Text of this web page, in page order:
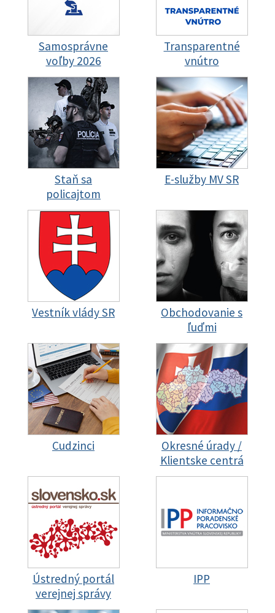
Samosprávne
voľby 2026
Transparentné
vnútro
Staň sa
policajtom
E-služby MV SR
Vestník vlády SR
Obchodovanie s
ľuďmi
Cudzinci
Okresné úrady /
Klientske centrá
Ústredný portál
verejnej správy
IPP